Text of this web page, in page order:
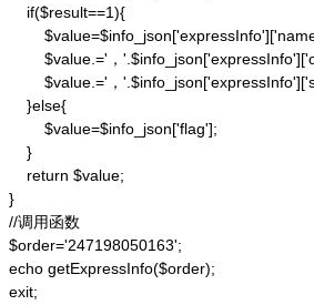
    if($result==1){
$value.='，
$value.='，
    }else{
        $value=$info_json['flag'];
    }
    return $value;
}
//调用函数
$order='247198050163';
echo getExpressInfo($order);
exit;